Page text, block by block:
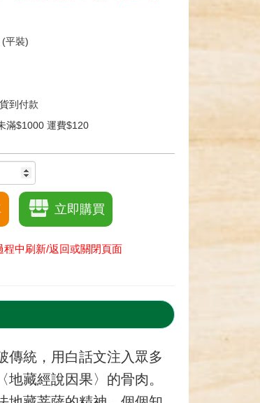
平裝)
到付款
滿$1000 運費$120
立即購買
程中刷新/返回或關閉頁面
傳統，用白話文注入眾多
藏經說因果〉的骨肉。